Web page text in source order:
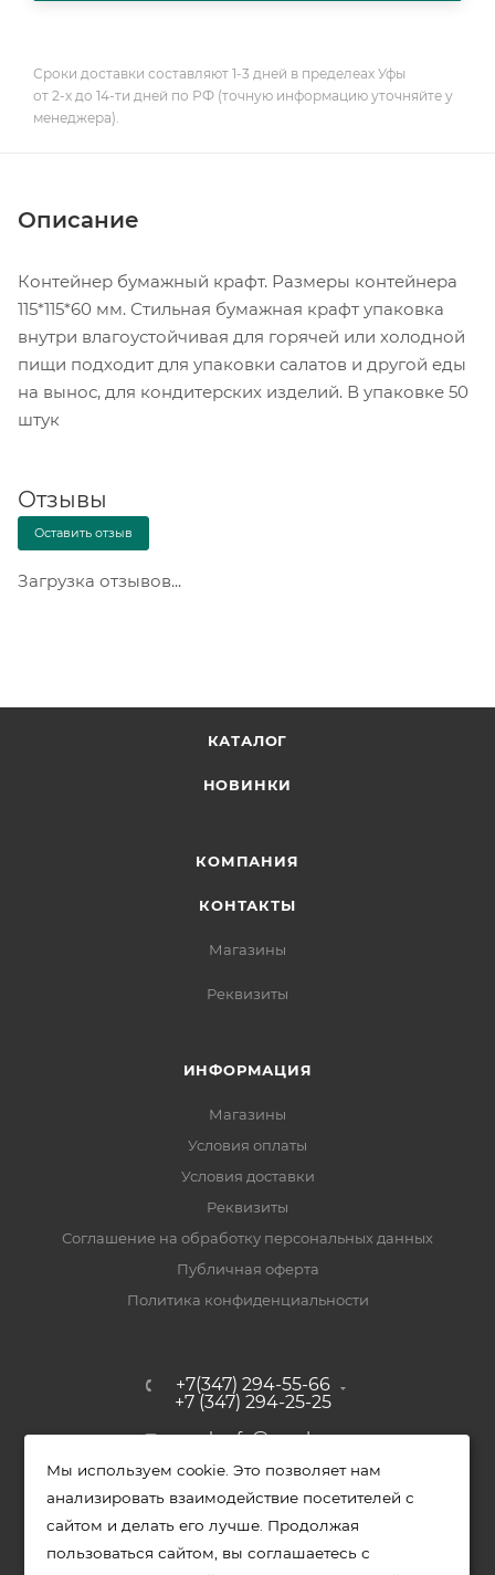
Сроки доставки составляют 1-3 дней в пределеах Уфы
от 2-х до 14-ти дней по РФ (точную информацию уточняйте у
менеджера).
Описание
Контейнер бумажный крафт. Размеры контейнера
115*115*60 мм. Стильная бумажная крафт упаковка
внутри влагоустойчивая для горячей или холодной
пищи подходит для упаковки салатов и другой еды
на вынос, для кондитерских изделий. В упаковке 50
штук
Отзывы
Оставить отзыв
Загрузка отзывов...
КАТАЛОГ
НОВИНКИ
КОМПАНИЯ
КОНТАКТЫ
Магазины
Реквизиты
ИНФОРМАЦИЯ
Магазины
Условия оплаты
Условия доставки
Реквизиты
Соглашение на обработку персональных данных
Публичная оферта
Политика конфиденциальности
+7(347) 294-55-66
+7 (347) 294-25-25
upak-ufa@yandex.ru
Уфимский район, с. Зубово, ул.
Полевая, д. 44/2, к. 2
Мы используем cookie. Это позволяет нам
анализировать взаимодействие посетителей с
сайтом и делать его лучше. Продолжая
пользоваться сайтом, вы соглашаетесь с